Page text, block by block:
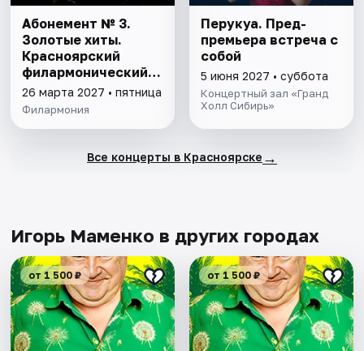
Абонемент № 3.
Золотые хиты.
Красноярский
филармонический
русский оркестр
имени А. Ю. Бардина
26 марта 2027 • пятница
Филармония
Перукуа. Пред-
премьера встреча с
собой
5 июня 2027 • суббота
Концертный зал «Гранд
Холл Сибирь»
Все концерты в Красноярске →
Игорь Маменко в других городах
от 1 500 ₽ от 1 500 ₽